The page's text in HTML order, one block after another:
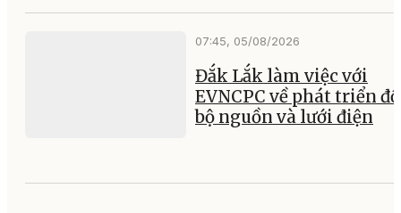
07:45, 05/08/2026
Đắk Lắk làm việc với
EVNCPC về phát triển
bộ nguồn và lưới điện